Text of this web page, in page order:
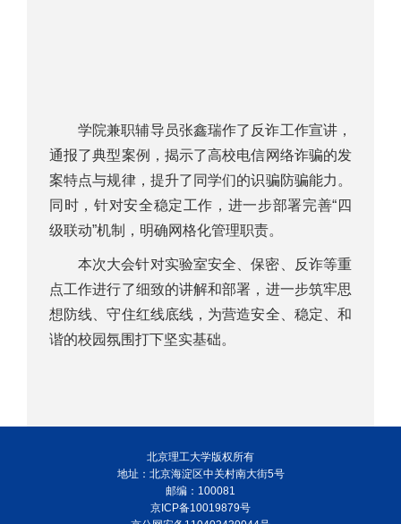
学院兼职辅导员张鑫瑞作了反诈工作宣讲，
通报了典型案例，揭示了高校电信网络诈骗的发
案特点与规律，提升了同学们的识骗防骗能力。
同时，针对安全稳定工作，进一步部署完善“四
级联动”机制，明确网格化管理职责。
本次大会针对实验室安全、保密、反诈等重
点工作进行了细致的讲解和部署，进一步筑牢思
想防线、守住红线底线，为营造安全、稳定、和
谐的校园氛围打下坚实基础。
北京理工大学版权所有
地址：北京海淀区中关村南大街5号
邮编：100081
京ICP备10019879号